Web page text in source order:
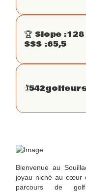
🏆 Slope :128
SSS :65,5
🏌542
Bienvenue au
joyau niché au cœur
parcours de